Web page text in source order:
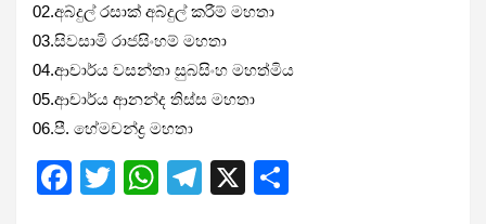
02.අබ්දුල් රසාක් අබ්දුල් කරීම් මහතා
03.සිවසාමි රාජසිංහම් මහතා
04.ආචාර්ය වසන්තා සුබසිංහ මහත්මිය
05.ආචාර්ය ආනන්ද තිස්ස මහතා
06.පී. හේමචන්ද්‍ර මහතා
F
T
W T
X